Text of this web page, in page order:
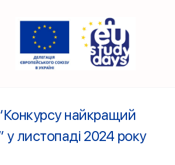
найкращий
у листопаді 2024 року